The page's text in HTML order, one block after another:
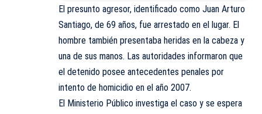
El presunto agresor, identificado como Juan Arturo
Santiago, de 69 años, fue arrestado en el lugar. El
hombre también presentaba heridas en la cabeza y
una de sus manos. Las autoridades informaron que
el detenido posee antecedentes penales por
intento de homicidio en el año 2007.
El Ministerio Público investiga el caso y se espera